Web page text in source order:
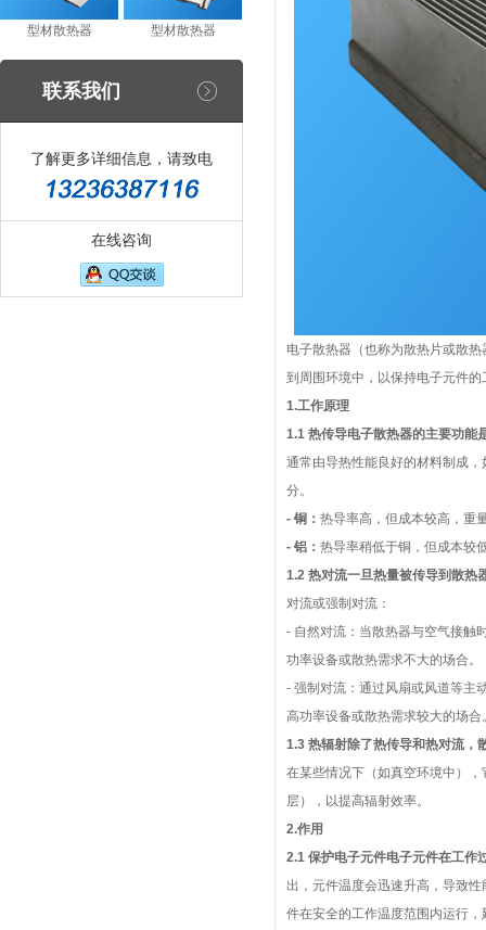
型材散热器 型材散热器
联系我们
了解更多详细信息，请致电
在线咨询
电子散热器（也称为散热片或散
到周围环境中，以保持电子元件
1.工作原理
1.1 热传导电子散热器的主要功能
通常由导热性能良好的材料制成
分。
- 铜： 热导率高，但成本较高，重
- 铝： 热导率稍低于铜，但成本较
1.2 热对流一旦热量被传导到散热
对流或强制对流：
- 自然对流：当散热器与空气接触
功率设备或散热需求不大的场合。
- 强制对流：通过风扇或风道等主
高功率设备或散热需求较大的场合
1.3 热辐射除了热传导和热对流，
在某些情况下（如真空环境中）
层），以提高辐射效率。
2.作用
2.1 保护电子元件电子元件在工作
出，元件温度会迅速升高，导致
件在安全的工作温度范围内运行